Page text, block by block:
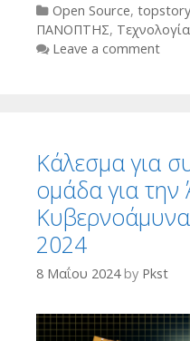
Categories
Open Source, topstory
ΠΑΝΟΠΤΗΣ, Τεχνολογία
Leave a comment
Κάλεσμα για
ομάδα για την
2024
8 Μαΐου 2024 by Pkst